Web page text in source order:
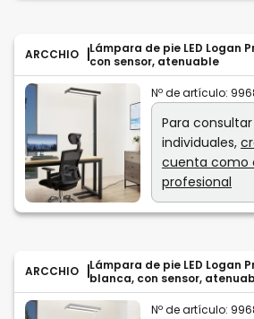
ARCCHIO
Lámpara de pie LED Logan
con sensor, atenuable
Nº de artículo:
Para
individuales,
cuenta como
profesional
ARCCHIO
Lámpara de pie LED Logan
blanca, con sensor,
Nº de artículo: